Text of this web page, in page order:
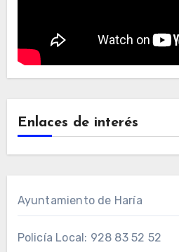
Enlaces de interés
Ayuntamiento de Haría
Policía Local: 928 83 52 52